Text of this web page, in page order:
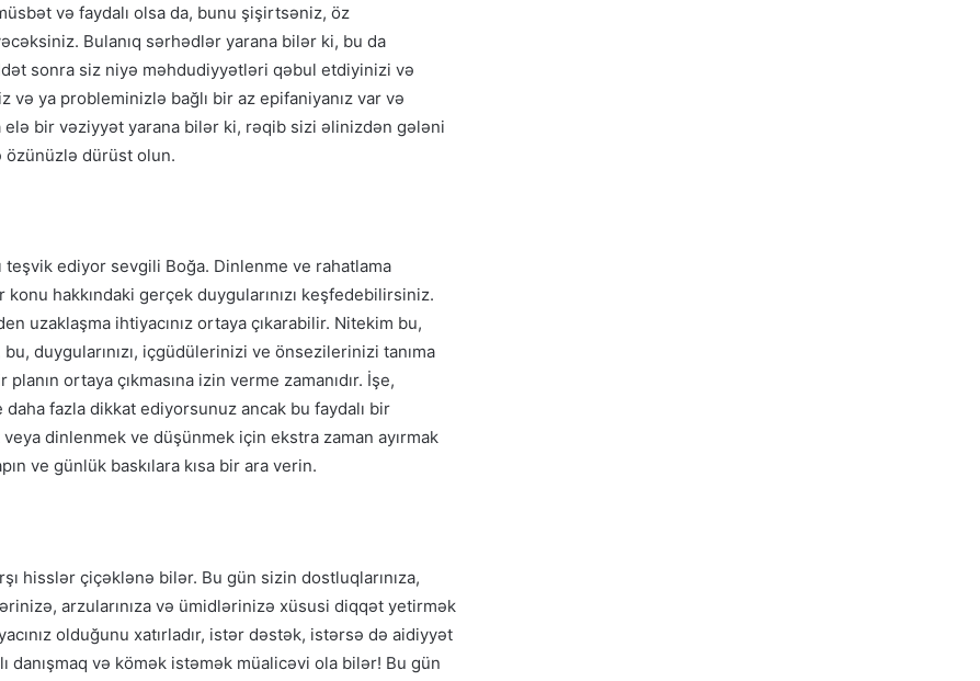
və faydalı olsa da, bunu şişirtsəniz, öz
Bulanıq sərhədlər yarana bilər ki, bu da
sonra siz niyə məhdudiyyətləri qəbul etdiyinizi və
və ya probleminizlə bağlı bir az epifaniyanız var və
elə bir vəziyyət yarana bilər ki, rəqib sizi əlinizdən gələni
özünüzlə dürüst olun.
teşvik ediyor sevgili Boğa. Dinlenme ve rahatlama
hakkındaki gerçek duygularınızı keşfedebilirsiniz.
uzaklaşma ihtiyacınız ortaya çıkarabilir. Nitekim bu,
duygularınızı, içgüdülerinizi ve önsezilerinizi tanıma
ortaya çıkmasına izin verme zamanıdır. İşe,
daha fazla dikkat ediyorsunuz ancak bu faydalı bir
dinlenmek ve düşünmek için ekstra zaman ayırmak
ve günlük baskılara kısa bir ara verin.
hisslər çiçəklənə bilər. Bu gün sizin dostluqlarınıza,
arzularınıza və ümidlərinizə xüsusi diqqət yetirmək
olduğunu xatırladır, istər dəstək, istərsə də aidiyyət
danışmaq və kömək istəmək müalicəvi ola bilər! Bu gün